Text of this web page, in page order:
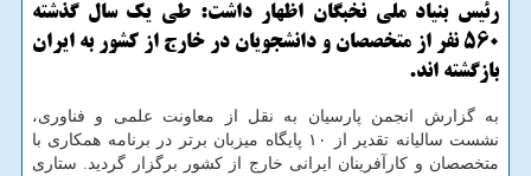
رئیس بنیاد ملی نخبگان اظهار داشت: طی یک سال گذشته
۵۶۰ نفر از متخصصان و دانشجویان در خارج از کشور به ایران
بازگشته اند.
به گزارش انجمن پارسیان به نقل از معاونت علمی و فناوری،
نشست سالیانه تقدیر از ۱۰ پایگاه میزبان برتر در برنامه همکاری با
متخصصان و کارآفرینان ایرانی خارج از کشور برگزار گردید. ستاری